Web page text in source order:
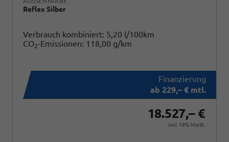
Reflex Silber
Verbrauch kombiniert: 5,20 l/100km
CO2-Emissionen: 118,00 g/km
ab 229,– € mtl.
18.527,– €
incl. 19% MwSt.